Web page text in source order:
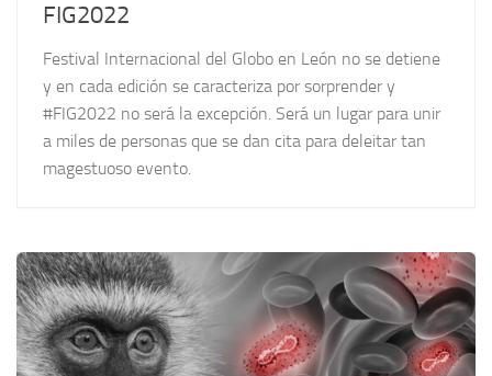
FIG2022
Festival Internacional del Globo en León no se detiene
y en cada edición se caracteriza por sorprender y
#FIG2022 no será la excepción. Será un lugar para unir
a miles de personas que se dan cita para deleitar tan
magestuoso evento.